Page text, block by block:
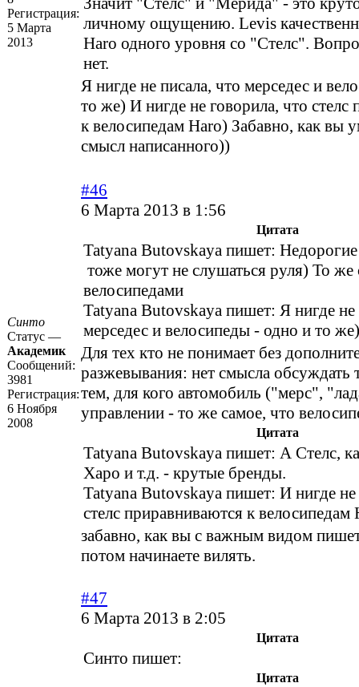
Регистрация:
5 Марта
2013
личному ощущению. Levis
Haro одного уровня со "Стелс".
нет.
Я нигде не писала, что мерседес и
то же) И нигде не говорила, что стелс
к велосипедам Haro) Забавно, как вы
смысл написанного))
Синто
Статус —
Академик
Сообщений:
3981
Регистрация:
6 Ноября
2008
#46
6 Марта 2013 в 1:56
Цитата
Tatyana Butovskaya пишет:
тоже могут не слушаться руля) То же
велосипедами
Tatyana Butovskaya пишет: Я нигде не
мерседес и велосипеды - одно и то же)
Для тех кто не понимает без
разжевывания: нет смысла обсуждать
тем, для кого автомобиль ("мерс",
управлении - то же самое, что
Цитата
Tatyana Butovskaya пишет: А Стелс,
Харо и т.д. - крутые бренды.
Tatyana Butovskaya пишет: И нигде не
стелс приравниваются к велосипедам
забавно, как вы с важным видом
потом начинаете вилять.
#47
6 Марта 2013 в 2:05
Цитата
Синто пишет:
Цитата